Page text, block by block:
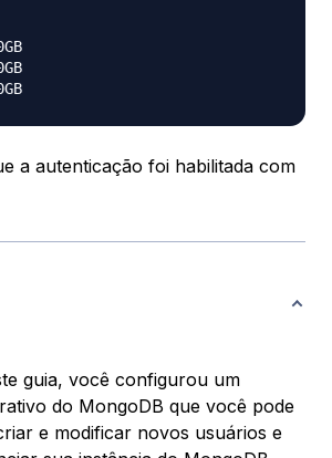
a autenticação foi habilitada com
guia, você configurou um
do MongoDB que você pode
e modificar novos usuários e